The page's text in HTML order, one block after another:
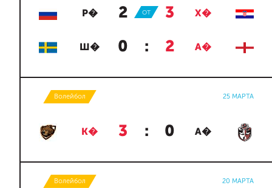
Р� 2 : 3 Х�
ОТ
Ш� 0 : 2 А�
Волейбол 25 МАРТА
К� 3 : 0 А�
Волейбол 20 МАРТА